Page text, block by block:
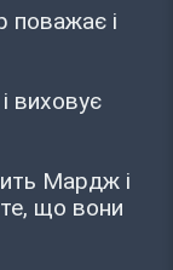
поважає і
виховує
Мардж і
те, що вони